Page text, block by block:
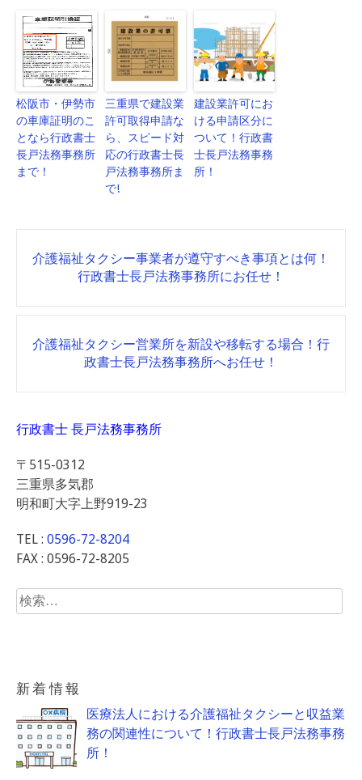
松阪市・伊勢市
の車庫証明のこ
となら行政書士
長戸法務事務所
まで！
三重県で建設業
許可取得申請な
ら、スピード対
応の行政書士長
戸法務事務所ま
で!
建設業許可にお
ける申請区分に
ついて！行政書
士長戸法務事務
所！
Post
navigation
介護福祉タクシー事業者が遵守すべき事項とは何！
行政書士長戸法務事務所にお任せ！
介護福祉タクシー営業所を新設や移転する場合！行
政書士長戸法務事務所へお任せ！
行政書士 長戸法務事務所
〒515-0312
三重県多気郡
明和町大字上野919-23
TEL : 0596-72-8204
FAX : 0596-72-8205
検
索:
新着情報
医療法人における介護福祉タクシーと収益業
務の関連性について！行政書士長戸法務事務
所！